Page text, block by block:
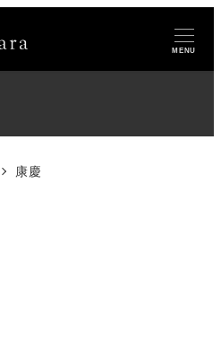
MENU
康慶